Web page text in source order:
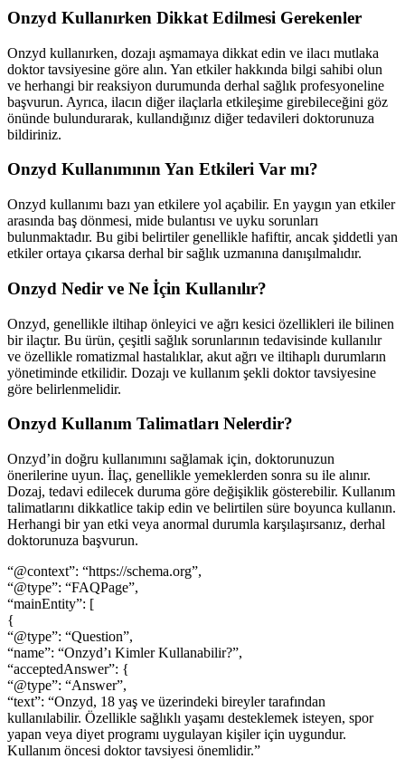
Onzyd Kullanırken Dikkat Edilmesi Gerekenler
Onzyd kullanırken, dozajı aşmamaya dikkat edin ve ilacı mutlaka
doktor tavsiyesine göre alın. Yan etkiler hakkında bilgi sahibi olun
ve herhangi bir reaksiyon durumunda derhal sağlık profesyoneline
başvurun. Ayrıca, ilacın diğer ilaçlarla etkileşime girebileceğini göz
önünde bulundurarak, kullandığınız diğer tedavileri doktorunuza
bildiriniz.
Onzyd Kullanımının Yan Etkileri Var mı?
Onzyd kullanımı bazı yan etkilere yol açabilir. En yaygın yan etkiler
arasında baş dönmesi, mide bulantısı ve uyku sorunları
bulunmaktadır. Bu gibi belirtiler genellikle hafiftir, ancak şiddetli yan
etkiler ortaya çıkarsa derhal bir sağlık uzmanına danışılmalıdır.
Onzyd Nedir ve Ne İçin Kullanılır?
Onzyd, genellikle iltihap önleyici ve ağrı kesici özellikleri ile bilinen
bir ilaçtır. Bu ürün, çeşitli sağlık sorunlarının tedavisinde kullanılır
ve özellikle romatizmal hastalıklar, akut ağrı ve iltihaplı durumların
yönetiminde etkilidir. Dozajı ve kullanım şekli doktor tavsiyesine
göre belirlenmelidir.
Onzyd Kullanım Talimatları Nelerdir?
Onzyd’in doğru kullanımını sağlamak için, doktorunuzun
önerilerine uyun. İlaç, genellikle yemeklerden sonra su ile alınır.
Dozaj, tedavi edilecek duruma göre değişiklik gösterebilir. Kullanım
talimatlarını dikkatlice takip edin ve belirtilen süre boyunca kullanın.
Herhangi bir yan etki veya anormal durumla karşılaşırsanız, derhal
doktorunuza başvurun.
“@context”: “https://schema.org”,
“@type”: “FAQPage”,
“mainEntity”: [
{
“@type”: “Question”,
“name”: “Onzyd’ı Kimler Kullanabilir?”,
“acceptedAnswer”: {
“@type”: “Answer”,
“text”: “Onzyd, 18 yaş ve üzerindeki bireyler tarafından
kullanılabilir. Özellikle sağlıklı yaşamı desteklemek isteyen, spor
yapan veya diyet programı uygulayan kişiler için uygundur.
Kullanım öncesi doktor tavsiyesi önemlidir.”